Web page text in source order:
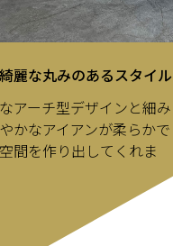
麗な丸みのあるスタイル
アーチ型デザインと細み
かなアイアンが柔らかで
間を作り出してくれま